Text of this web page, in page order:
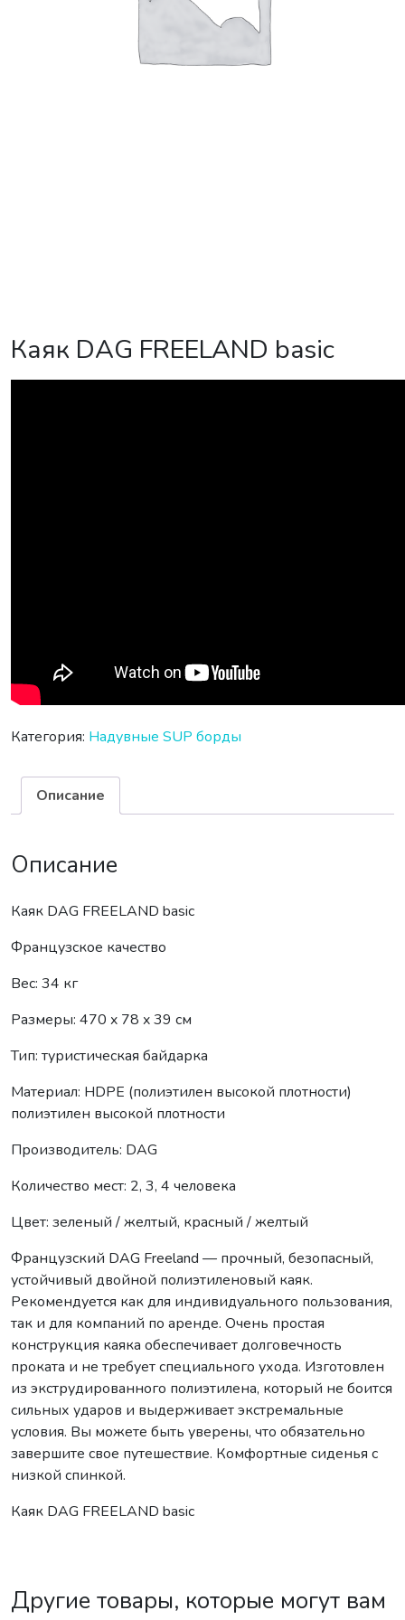
Каяк DAG FREELAND basic
Категория: Надувные SUP борды
Описание
Описание
Каяк DAG FREELAND basic
Французское качество
Вес: 34 кг
Размеры: 470 x 78 x 39 см
Тип: туристическая байдарка
Материал: HDPE (полиэтилен высокой плотности)
полиэтилен высокой плотности
Производитель: DAG
Количество мест: 2, 3, 4 человека
Цвет: зеленый / желтый, красный / желтый
Французский DAG Freeland — прочный, безопасный,
устойчивый двойной полиэтиленовый каяк.
Рекомендуется как для индивидуального пользования,
так и для компаний по аренде. Очень простая
конструкция каяка обеспечивает долговечность
проката и не требует специального ухода. Изготовлен
из экструдированного полиэтилена, который не боится
сильных ударов и выдерживает экстремальные
условия. Вы можете быть уверены, что обязательно
завершите свое путешествие. Комфортные сиденья с
низкой спинкой.
Каяк DAG FREELAND basic
Другие товары, которые могут вам